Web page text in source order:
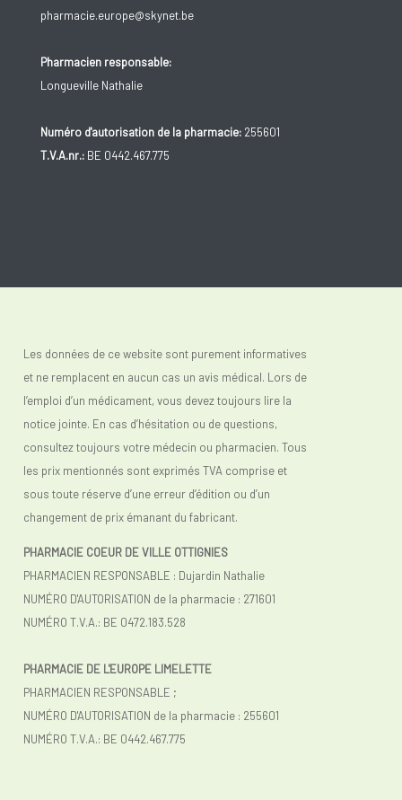
pharmacie.europe@skynet.be
Pharmacien responsable:
Longueville Nathalie
Numéro d'autorisation de la pharmacie:255601
T.V.A.nr.:BE 0442.467.775
Les données de ce website sont purement informatives
et ne remplacent en aucun cas un avis médical. Lors de
l’emploi d’un médicament, vous devez toujours lire la
notice jointe. En cas d’hésitation ou de questions,
consultez toujours votre médecin ou pharmacien. Tous
les prix mentionnés sont exprimés TVA comprise et
sous toute réserve d’une erreur d’édition ou d’un
changement de prix émanant du fabricant.
PHARMACIE COEUR DE VILLE OTTIGNIES
PHARMACIEN RESPONSABLE : Dujardin Nathalie
NUMÉRO D'AUTORISATION de la pharmacie : 271601
NUMÉRO T.V.A.: BE 0472.183.528
PHARMACIE DE L'EUROPE LIMELETTE
PHARMACIEN RESPONSABLE ;
NUMÉRO D'AUTORISATION de la pharmacie : 255601
NUMÉRO T.V.A.: BE 0442.467.775